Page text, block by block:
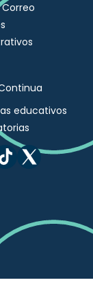
educativos